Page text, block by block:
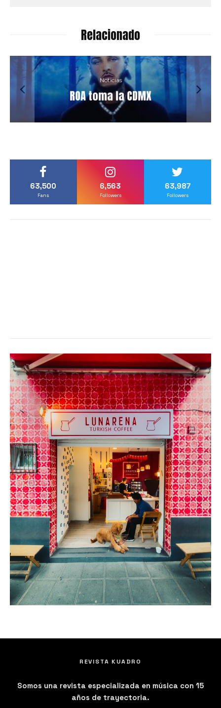
Relacionado
Noticias
ROA toma la CDMX
63,500
Fans
6,563
Followers
63,987
Followers
REVISTA KUADRO
Somos una revista especializada en música con 15
años de trayectoria.